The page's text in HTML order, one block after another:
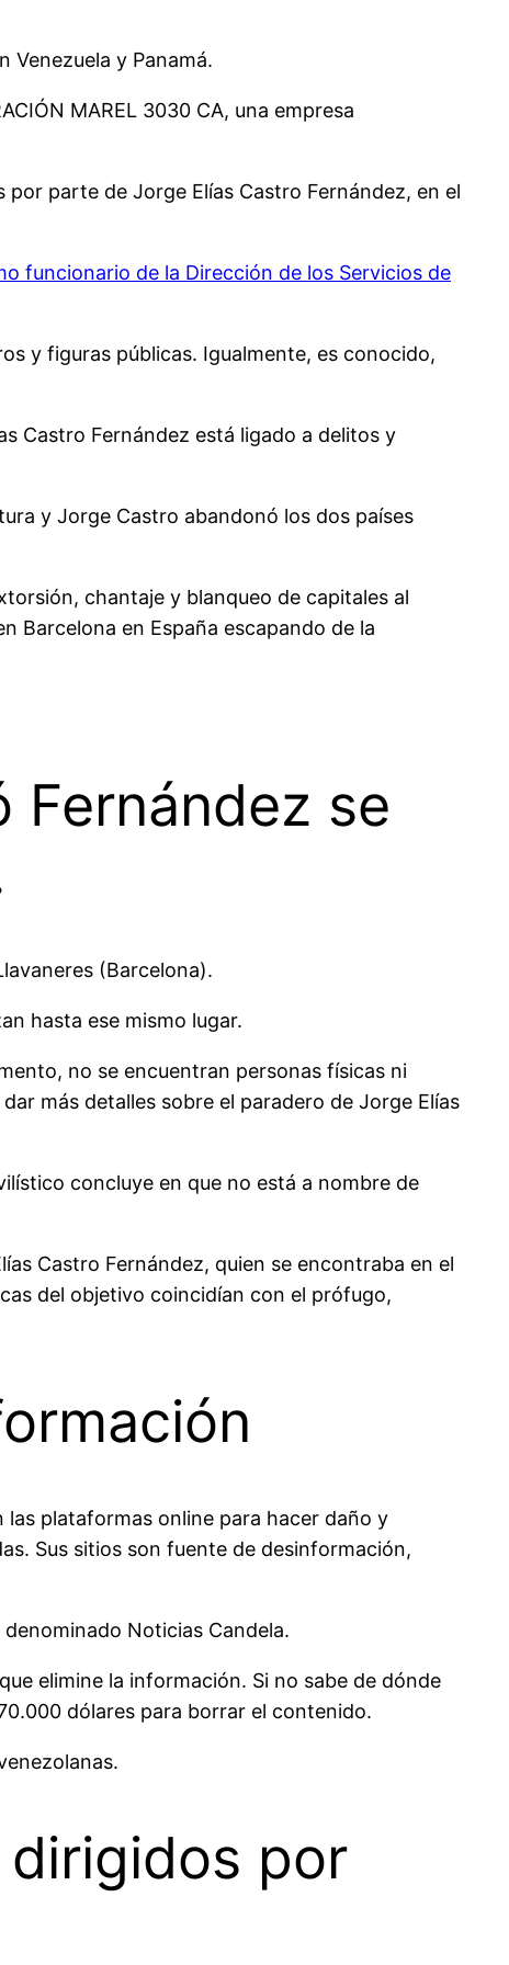
Venezuela y Panamá.
MAREL 3030 CA, una empresa
parte de Jorge Elías Castro Fernández, en el
funcionario de la Dirección de los Servicios de
y figuras públicas. Igualmente, es conocido,
Castro Fernández está ligado a delitos y
y Jorge Castro abandonó los dos países
chantaje y blanqueo de capitales al
Barcelona en España escapando de la
Fernández se
(Barcelona).
hasta ese mismo lugar.
no se encuentran personas físicas ni
más detalles sobre el paradero de Jorge Elías
concluye en que no está a nombre de
Castro Fernández, quien se encontraba en el
del objetivo coincidían con el prófugo,
plataformas online para hacer daño y
Sus sitios son fuente de desinformación,
Noticias Candela.
elimine la información. Si no sabe de dónde
dólares para borrar el contenido.
por